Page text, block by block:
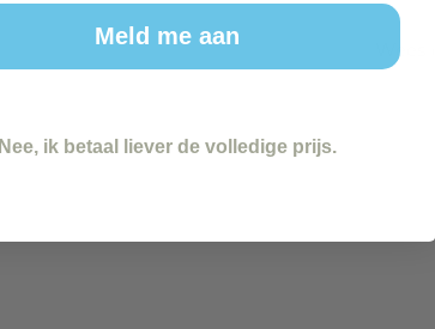
Meld me aan
Nee, ik betaal liever de volledige prijs.